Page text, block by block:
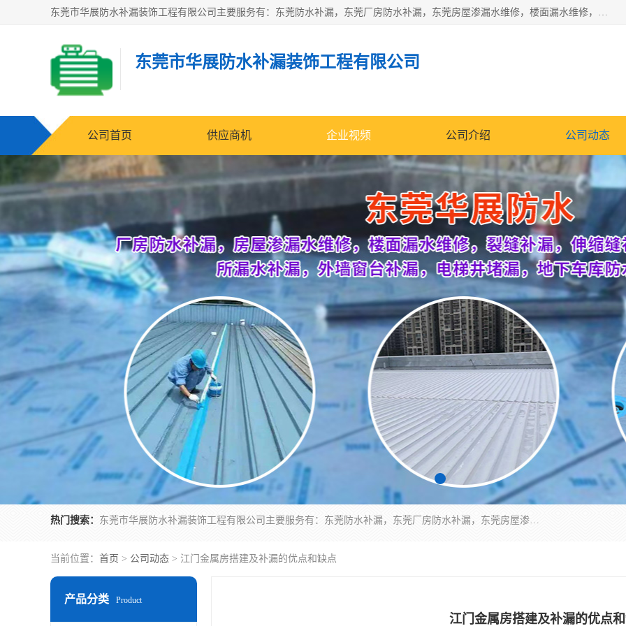
东莞市华展防水补漏装饰工程有限公司主要服务有：东莞防水补漏，东莞厂房防水补漏，东莞房屋渗漏水维修，楼面漏水维修，裂缝补漏，伸缩缝补漏，卫生间防水改造，厕所漏水补漏，外墙窗台补漏，电梯井堵漏，地下车库防水引水工程等
东莞市华展防水补漏装饰工程有限公司
公司首页 供应商机 企业视频 公司介绍 公司动态
热门搜索： 东莞市华展防水补漏装饰工程有限公司主要服务有：东莞防水补漏，东莞厂房防水补漏，东莞房屋渗漏水维修，楼面漏水维修，裂缝补漏，伸缩缝补漏，卫生间防水改造，厕所漏水补漏，外墙窗台补漏，电梯井堵漏，地下车库防水引水工程等
当前位置： 首页 > 公司动态 > 江门金属房搭建及补漏的优点和缺点
产品分类 Product
江门金属房搭建及补漏的优点